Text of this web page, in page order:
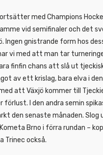
med Champions
vid semifinaler och det
Ingen gnistrande form hos
vi med att man tar
finfin chans att slå ut
av ett krislag, bara elva i
att Växjö kommer till
I den andra semin
den senaste månaden. Slog
Brno i förra rundan –
Trinec också.